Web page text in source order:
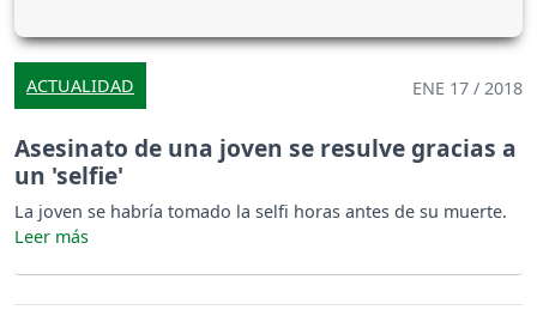
ACTUALIDAD ENE 17 / 2018
Asesinato de una joven se resulve gracias a
un 'selfie'
La joven se habría tomado la selfi horas antes de su muerte.